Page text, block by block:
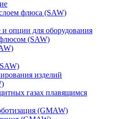
флюса (SAW)
опции для оборудования
(SAW)
изделий
газах плавящимся
(GMAW)